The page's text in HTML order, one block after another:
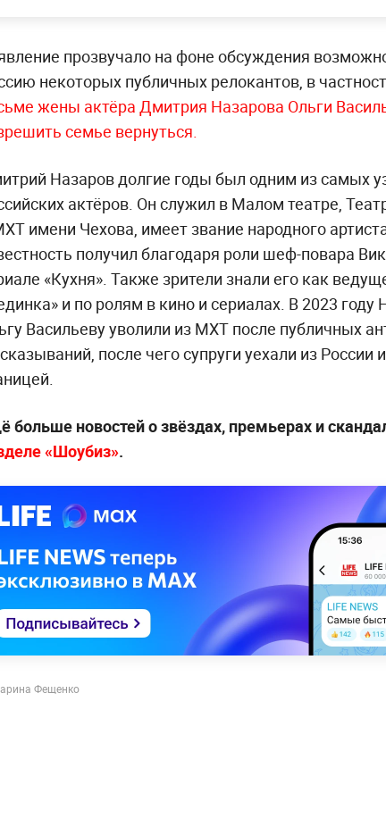
прозвучало на фоне обсуждения
некоторых публичных релокантов, в
жены актёра Дмитрия Назарова Ольги
семье вернуться.
Назаров долгие годы был одним из самых
актёров. Он служил в Малом театре,
имени Чехова, имеет звание народного
получил благодаря роли шеф-повара
«Кухня». Также зрители знали его как
и по ролям в кино и сериалах. В 2023 году
Васильеву уволили из МХТ после публичных
после чего супруги уехали из России
больше новостей о звёздах, премьерах и
«Шоубиз».
Фещенко